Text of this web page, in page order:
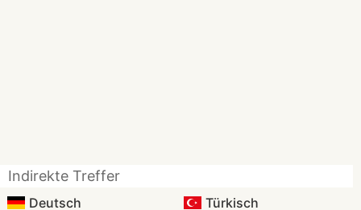
Indirekte Treffer
Deutsch Türkisch